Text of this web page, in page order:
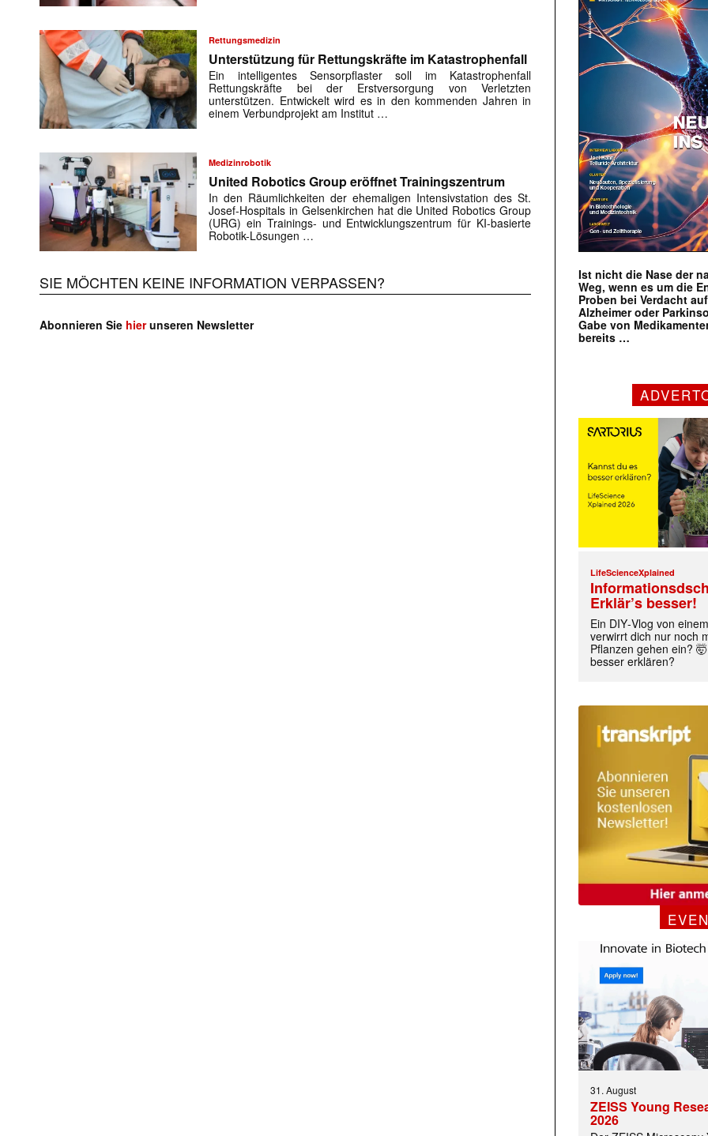
Rettungsmedizin
Unterstützung für Rettungskräfte im Katastrophenfall
Ein intelligentes Sensorpflaster soll im Katastrophenfall
Rettungskräfte bei der Erstversorgung von Verletzten
unterstützen. Entwickelt wird es in den kommenden Jahren in
einem Verbundprojekt am Institut …
Medizinrobotik
United Robotics Group eröffnet Trainingszentrum
In den Räumlichkeiten der ehemaligen Intensivstation des St.
Josef-Hospitals in Gelsenkirchen hat die United Robotics Group
(URG) ein Trainings- und Entwicklungszentrum für KI-basierte
Robotik-Lösungen …
SIE MÖCHTEN KEINE INFORMATION VERPASSEN?
Abonnieren Sie hierunseren Newsletter
Ist nicht die Nase der
Weg, wenn es um die
Proben bei Verdacht
Alzheimer oder
Gabe von
bereits …
LifeScienceXplained
Erklär’s besser!
Ein DIY‑Vlog von
verwirrt dich nur noch
Pflanzen gehen ein?
besser erklären?
31. August
ZEISS Young
2026